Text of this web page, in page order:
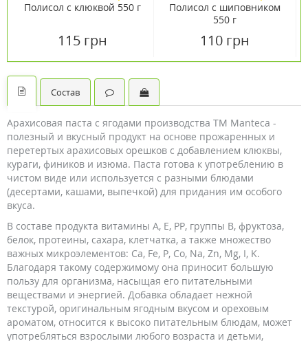
Полисол с клюквой 550 г
115 грн
Полисол с шиповником
550 г
110 грн
Состав
Арахисовая паста c ягодами производства ТМ Manteca -
полезный и вкусный продукт на основе прожаренных и
перетертых арахисовых орешков с добавлением клюквы,
кураги, фиников и изюма. Паста готова к употреблению в
чистом виде или используется с разными блюдами
(десертами, кашами, выпечкой) для придания им особого
вкуса.
В составе продукта витамины А, Е, РР, группы В, фруктоза,
белок, протеины, сахара, клетчатка, а также множество
важных микроэлементов: Ca, Fe, P, Co, Na, Zn, Mg, I, K.
Благодаря такому содержимому она приносит большую
пользу для организма, насыщая его питательными
веществами и энергией. Добавка обладает нежной
текстурой, оригинальным ягодным вкусом и ореховым
ароматом, относится к высоко питательным блюдам, может
употребляться взрослыми любого возраста и детьми,